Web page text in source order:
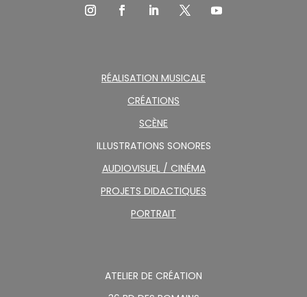
RÉALISATION MUSICALE
CRÉATIONS
SCÈNE
ILLUSTRATIONS SONORES
AUDIOVISUEL / CINÉMA
PROJETS DIDACTIQUES
PORTRAIT
ATELIER DE CRÉATION